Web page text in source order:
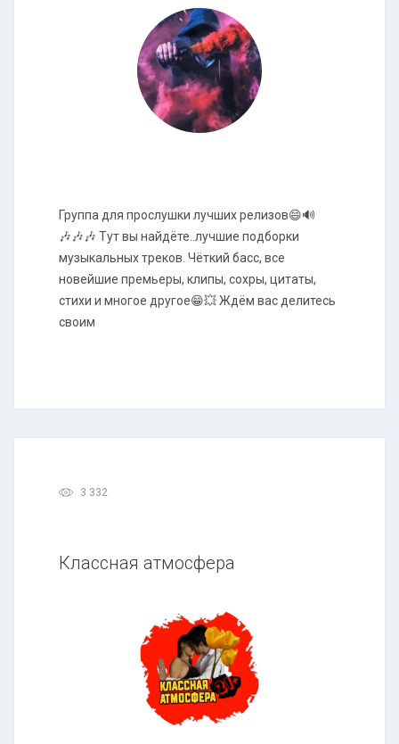
Группа для прослушки лучших релизов😄🔊
🎶🎶🎶 Тут вы найдёте..лучшие подборки
музыкальных треков. Чёткий басс, все
новейшие премьеры, клипы, сохры, цитаты,
стихи и многое другое😁💥 Ждём вас делитесь
своим
3 332
Классная атмосфера